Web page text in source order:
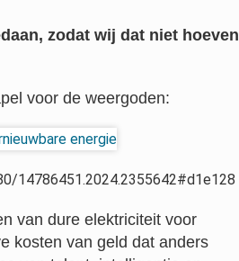
zodat wij dat niet hoeven
voor de weergoden:
14786451.2024.2355642#d1e128
van dure elektriciteit voor
kosten van geld dat anders